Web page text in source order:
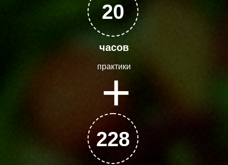
20
228
практики
часов
+